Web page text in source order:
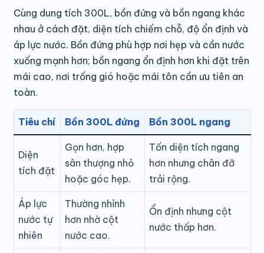
Cùng dung tích 300L, bồn đứng và bồn ngang khác
nhau ở cách đặt, diện tích chiếm chỗ, độ ổn định và
áp lực nước. Bồn đứng phù hợp nơi hẹp và cần nước
xuống mạnh hơn; bồn ngang ổn định hơn khi đặt trên
mái cao, nơi trống gió hoặc mái tôn cần ưu tiên an
toàn.
Tiêu chí Bồn 300L đứng Bồn 300L ngang
Diện
tích đặt
Gọn hơn, hợp
sân thượng nhỏ
hoặc góc hẹp.
Tốn diện tích ngang
hơn nhưng chân đỡ
trải rộng.
Áp lực
nước tự
nhiên
Thường nhỉnh
hơn nhờ cột
nước cao.
Ổn định nhưng cột
nước thấp hơn.